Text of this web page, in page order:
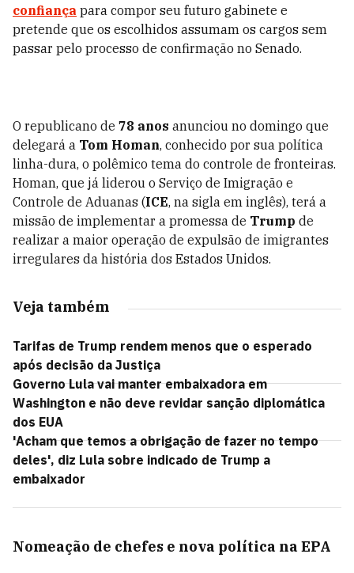
confiança para compor seu futuro gabinete e
pretende que os escolhidos assumam os cargos sem
passar pelo processo de confirmação no Senado.
O republicano de 78 anos anunciou no domingo que
delegará a Tom Homan, conhecido por sua política
linha-dura, o polêmico tema do controle de fronteiras.
Homan, que já liderou o Serviço de Imigração e
Controle de Aduanas (ICE, na sigla em inglês), terá a
missão de implementar a promessa de Trump de
realizar a maior operação de expulsão de imigrantes
irregulares da história dos Estados Unidos.
Veja também
Tarifas de Trump rendem menos que o esperado
após decisão da Justiça
Governo Lula vai manter embaixadora em
Washington e não deve revidar sanção diplomática
dos EUA
'Acham que temos a obrigação de fazer no tempo
deles', diz Lula sobre indicado de Trump a
embaixador
Nomeação de chefes e nova política na EPA